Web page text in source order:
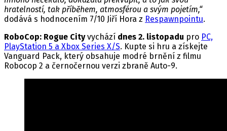
hratelností, tak příběhem, atmosférou a svým pojetím,“
dodává s hodnocením 7/10 Jiří Hora z Respawnpointu.
RoboCop: Rogue Cityvychází dnes 2. listopadu pro PC,
PlayStation 5 a Xbox Series X/S. Kupte si hru a získejte
Vanguard Pack, který obsahuje modré brnění z filmu
Robocop 2 a černočernou verzi zbraně Auto-9.